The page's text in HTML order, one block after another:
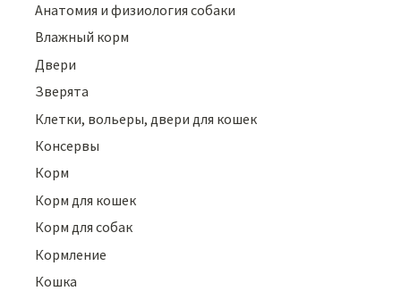
Анатомия и физиология собаки
Влажный корм
Двери
Зверята
Клетки, вольеры, двери для кошек
Консервы
Корм
Корм для кошек
Корм для собак
Кормление
Кошка